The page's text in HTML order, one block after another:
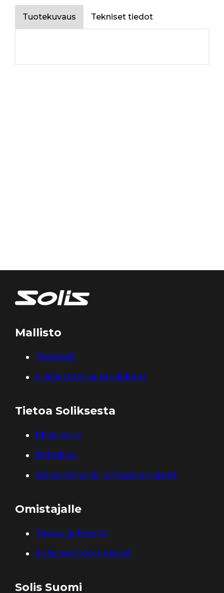
Tuotekuvaus Tekniset tiedot
Mallisto
Traktorit
Lisälaitteet ja tarvikkeet
Tietoa Soliksesta
Miksi Solis
Rahoitus
Jälleenmyyjät ja huoltopisteet
Omistajalle
Takuu ja huolto
Solis käyttöohjekirjat
Solis Suomi